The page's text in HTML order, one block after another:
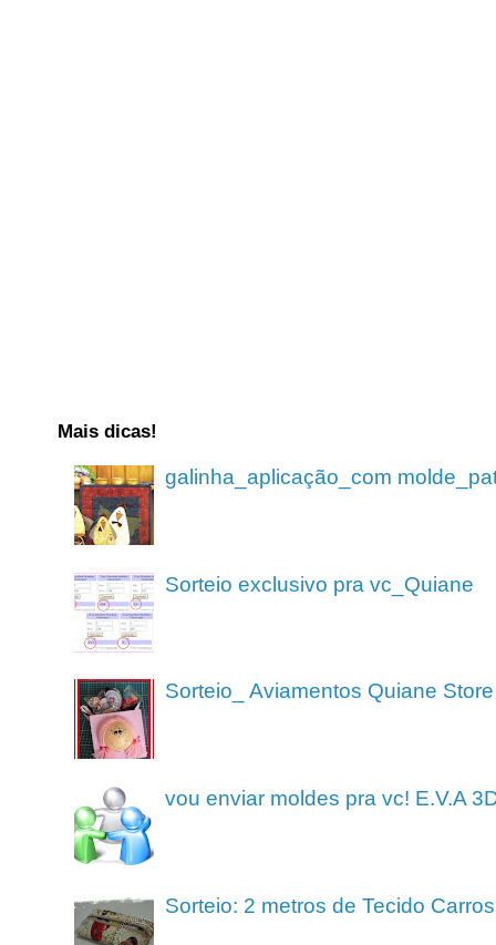
Mais dicas!
galinha_aplicação_com
Sorteio exclusivo pra vc_Quiane
Sorteio_ Aviamentos Quiane Store
vou enviar moldes pra vc! E.V.A
Sorteio: 2 metros de Tecido Carros